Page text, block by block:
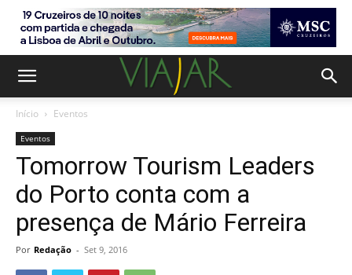
Início Eventos
Eventos
Tomorrow Tourism Leaders
do Porto conta com a
presença de Mário Ferreira
Por Redação - Set 9, 2016